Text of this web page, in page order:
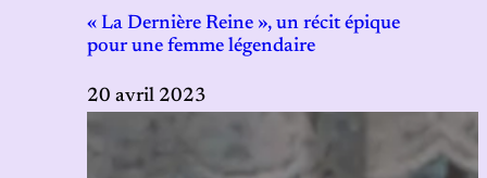
« La Dernière Reine », un récit épique
pour une femme légendaire
20 avril 2023